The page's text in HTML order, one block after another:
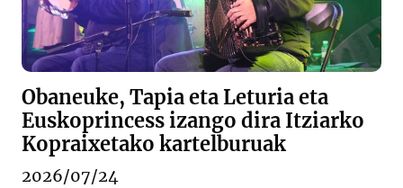
Obaneuke, Tapia eta Leturia eta
Euskoprincess izango dira Itziarko
Kopraixetako kartelburuak
2026/07/24